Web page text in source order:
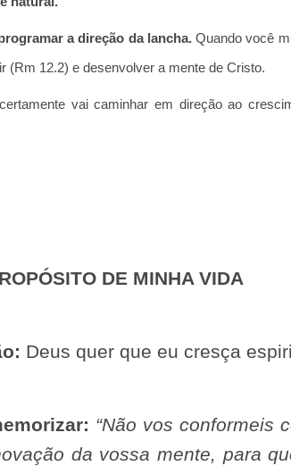
a direção da lancha.Quando você
(Rm 12.2) e desenvolver a mente de Cristo.
vai caminhar em direção ao
DE MINHA VIDA
Deus quer que eu cresça
“Não vos conformeis
da vossa mente, para